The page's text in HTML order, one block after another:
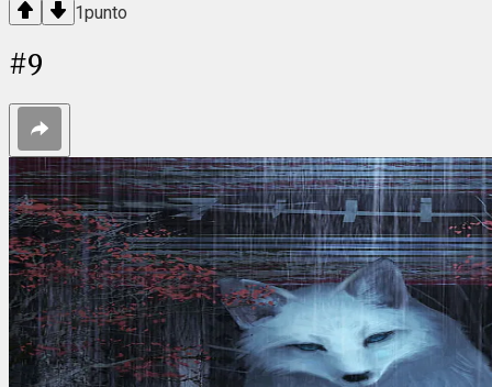
1punto
#9